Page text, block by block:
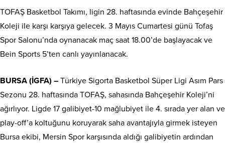
TOFAŞ Basketbol Takımı, ligin 28. haftasında evinde Bahçeşehir
Koleji ile karşı karşıya gelecek. 3 Mayıs Cumartesi günü Tofaş
Spor Salonu’nda oynanacak maç saat 18.00’de başlayacak ve
Bein Sports 5’ten canlı yayınlanacak.
BURSA (İGFA) – Türkiye Sigorta Basketbol Süper Ligi Asım Pars
Sezonu 28. haftasında TOFAŞ, sahasında Bahçeşehir Koleji’ni
ağırlıyor. Ligde 17 galibiyet-10 mağlubiyet ile 4. sırada yer alan ve
play-off’a koltuğunu koruyarak saha avantajıyla girmek isteyen
Bursa ekibi, Mersin Spor karşısında aldığı galibiyetin ardından